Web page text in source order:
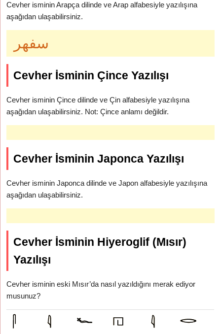
Cevher isminin Arapça dilinde ve Arap alfabesiyle yazılışına
aşağıdan ulaşabilirsiniz.
سفهر
Cevher İsminin Çince Yazılışı
Cevher isminin Çince dilinde ve Çin alfabesiyle yazılışına
aşağıdan ulaşabilirsiniz. Not: Çince anlamı değildir.
Cevher İsminin Japonca Yazılışı
Cevher isminin Japonca dilinde ve Japon alfabesiyle yazılışına
aşağıdan ulaşabilirsiniz.
Cevher İsminin Hiyeroglif (Mısır)
Yazılışı
Cevher isminin eski Mısır’da nasıl yazıldığını merak ediyor
musunuz?